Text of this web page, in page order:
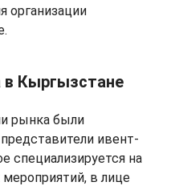
организации
в Кыргызстане
рынка были
ивент-
специализируется на
в лице